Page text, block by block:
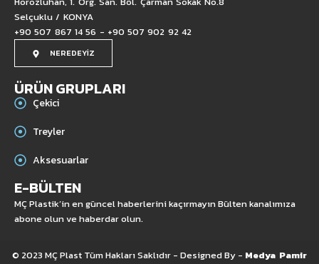
Selçuklu / KONYA
+90 507 867 14 56 - +90 507 902 92 42
NEREDEYİZ
ÜRÜN GRUPLARI
Çekici
Treyler
Aksesuarlar
E-BÜLTEN
MÇ Plastik’in en güncel haberlerini kaçırmayın Bülten kanalımıza
abone olun ve haberdar olun.
© 2023 MÇ Plast Tüm Hakları Saklıdır - Designed By - Medya Pamir